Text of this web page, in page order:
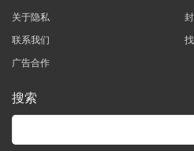
关于隐私
联系我们
广告合作
搜索